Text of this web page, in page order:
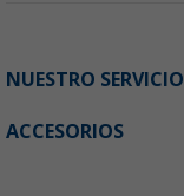
NUESTRO SERVICIO
ACCESORIOS